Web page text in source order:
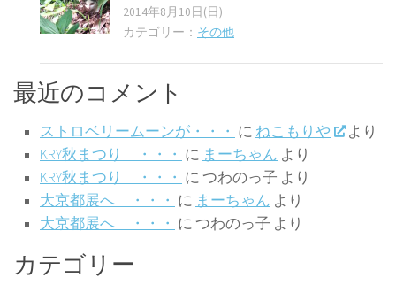
2014年8月10日(日)
カテゴリー： その他
最近のコメント
ストロベリームーンが・・・ に ねこもりや
より
KRY秋まつり ・・・ に まーちゃん より
KRY秋まつり ・・・ に つわのっ子 より
大京都展へ ・・・ に まーちゃん より
大京都展へ ・・・ に つわのっ子 より
カテゴリー